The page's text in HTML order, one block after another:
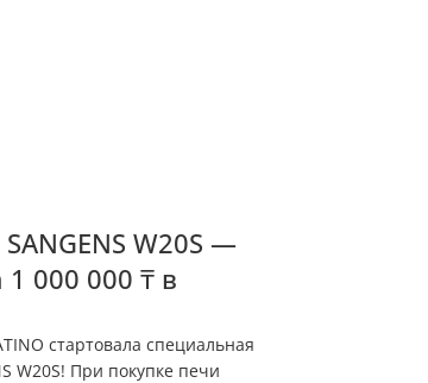
W20S —
000 000 ₸ в
стартовала специальная
W20S! При покупке печи